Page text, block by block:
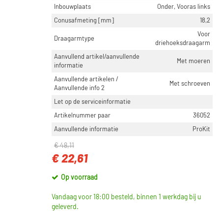
Inbouwplaats
Onder, Vooras links
Conusafmeting [mm]
18,2
Draagarmtype
Voor
driehoeksdraagarm
Aanvullend artikel/aanvullende
informatie
Met moeren
Aanvullende artikelen /
Aanvullende info 2
Met schroeven
Let op de serviceinformatie
Artikelnummer paar
36052
Aanvullende informatie
ProKit
€ 48,11
€ 22,61
Op voorraad
Vandaag voor 18:00 besteld, binnen 1 werkdag bij u
geleverd.